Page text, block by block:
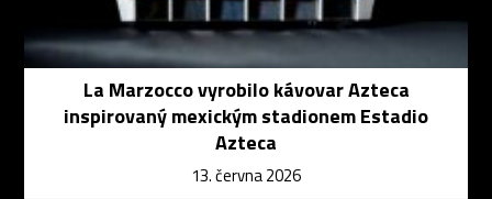
La Marzocco vyrobilo kávovar Azteca
inspirovaný mexickým stadionem Estadio
Azteca
13. června 2026